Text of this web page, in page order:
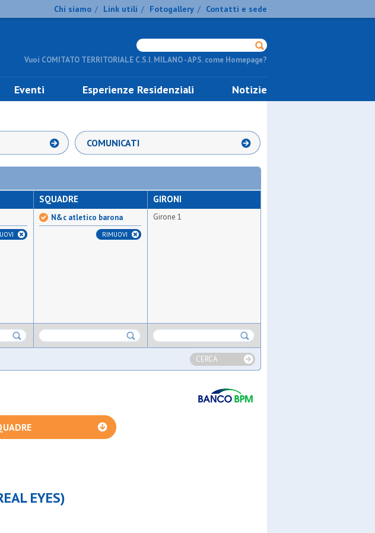
Chi siamo / Link utili / Fotogallery / Contatti e sede
Vuoi COMITATO TERRITORIALE C.S.I. MILANO - APS. come Homepage?
Eventi Esperienze Residenziali Notizie
COMUNICATI
SQUADRE
N&c atletico barona
RIMUOVI
GIRONI
Girone 1
CERCA
EYES)